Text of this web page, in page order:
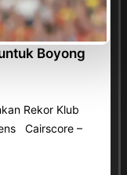
Boyong
Rekor Klub
Cairscore –